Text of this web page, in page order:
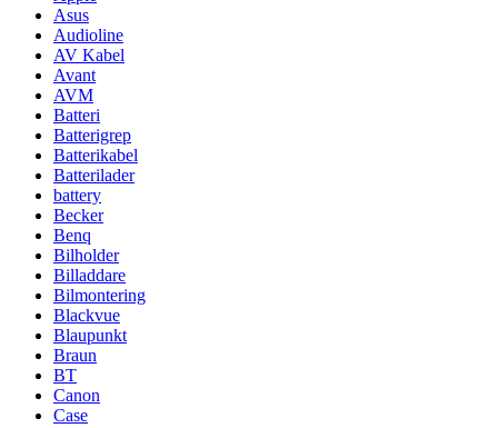
Asus
Audioline
AV Kabel
Avant
AVM
Batteri
Batterigrep
Batterikabel
Batterilader
battery
Becker
Benq
Bilholder
Billaddare
Bilmontering
Blackvue
Blaupunkt
Braun
BT
Canon
Case